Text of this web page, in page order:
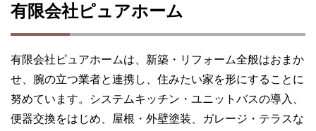
有限会社ピュアホーム
有限会社ピュアホームは、新築・リフォーム全般はおまか
せ、腕の立つ業者と連携し、住みたい家を形にすることに
努めています。システムキッチン・ユニットバスの導入、
便器交換をはじめ、屋根・外壁塗装、ガレージ・テラスな